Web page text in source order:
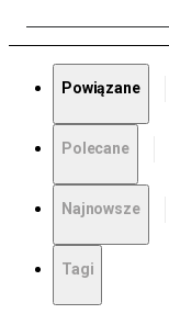
Powiązane
Polecane
Najnowsze
Tagi